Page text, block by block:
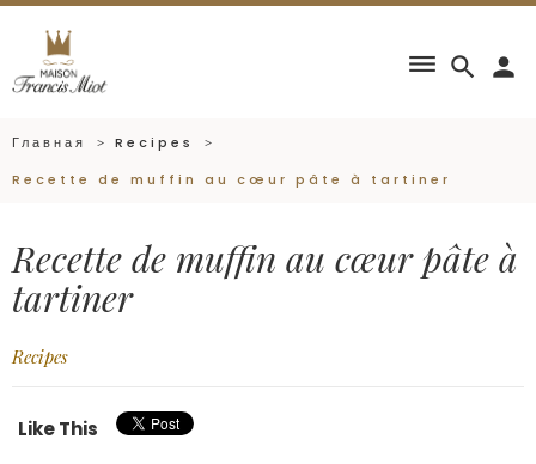
search
dehaze person
Главная
Recipes
Recette de muffin au cœur pâte à tartiner
Recette de muffin au cœur pâte à
tartiner
Recipes
Like This